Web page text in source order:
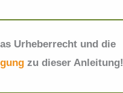
Urheberrecht und die
zu dieser Anleitung!